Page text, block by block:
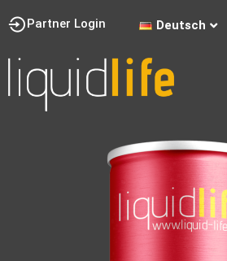
Partner Login Deutsch